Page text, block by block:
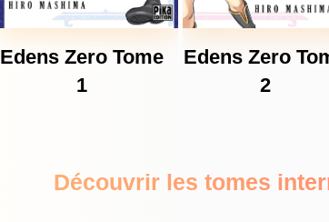
Edens Zero Tome
1
Edens Zero
2
Découvrir les tomes